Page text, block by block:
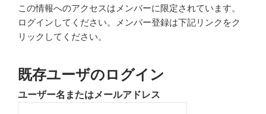
この情報へのアクセスはメンバーに限定されています。
ログインしてください。メンバー登録は下記リンクをク
リックしてください。
既存ユーザのログイン
ユーザー名またはメールアドレス